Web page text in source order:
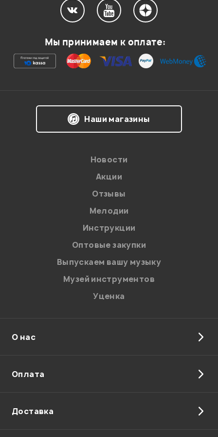
Ваша оценка:
на обработку персональных данных в
Политикой в отношении обработки
персональных данных.
Введите проверочное число:
Отправить
Мы принимаем к оплате:
Наши магазины
Новости
Акции
Отзывы
Мелодии
Инструкции
Оптовые закупки
Выпускаем вашу музыку
Музей инструментов
Уценка
О нас
Оплата
Доставка